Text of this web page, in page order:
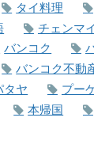
タイ料理
チェンマ
バンコク
バンコク不動
タヤ
プー
本帰国